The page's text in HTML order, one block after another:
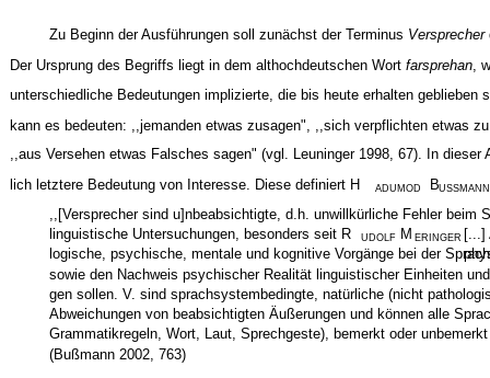
Zu Beginn der Ausführungen soll zunächst der Terminus Versprecher
Der Ursprung des Begriffs liegt in dem althochdeutschen Wort farsprehan,
unterschiedliche Bedeutungen implizierte, die bis heute erhalten geblieben
kann es bedeuten: ,,jemanden etwas zusagen", ,,sich verpflichten etwas
,,aus Versehen etwas Falsches sagen" (vgl. Leuninger 1998, 67). In dieser
lich letztere Bedeutung von Interesse. Diese definiert H
ADUMOD BUSSMANN
,,[Versprecher sind u]nbeabsichtigte, d.h. unwillkürliche Fehler beim
linguistische Untersuchungen, besonders seit R
UDOLF M ERINGER [...]
logische, psychische, mentale und kognitive Vorgänge bei der
sowie den Nachweis psychischer Realität linguistischer Einheiten
gen sollen. V. sind sprachsystembedingte, natürliche (nicht
Abweichungen von beabsichtigten Äußerungen und können alle
Grammatikregeln, Wort, Laut, Sprechgeste), bemerkt oder
(Bußmann 2002, 763)